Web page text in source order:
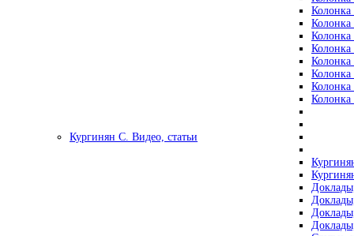
Колонка
Колонка
Колонка
Колонка
Колонка
Колонка
Колонка
Колонка
Кургинян С. Видео, статьи